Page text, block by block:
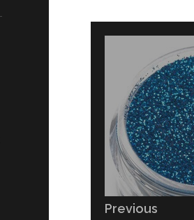
Bericht
navigatie
Previous